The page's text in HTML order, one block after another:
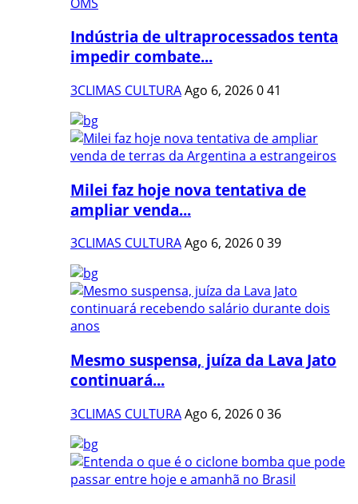
Indústria de ultraprocessados tenta
impedir combate...
3CLIMAS CULTURAAgo 6, 2026041
Milei faz hoje nova tentativa de
ampliar venda...
3CLIMAS CULTURAAgo 6, 2026039
Mesmo suspensa, juíza da Lava Jato
continuará...
3CLIMAS CULTURAAgo 6, 2026036